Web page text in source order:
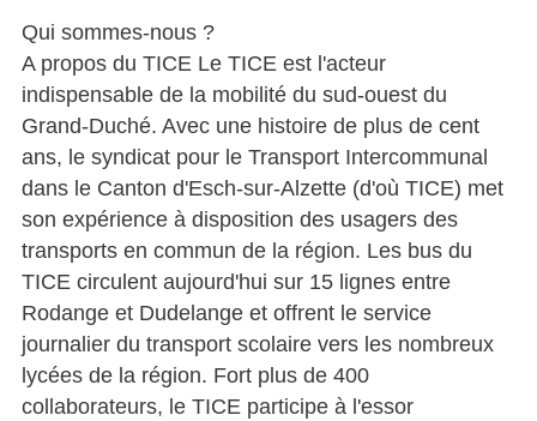
Qui sommes-nous ?
A propos du TICE Le TICE est l'acteur
indispensable de la mobilité du sud-ouest du
Grand-Duché. Avec une histoire de plus de cent
ans, le syndicat pour le Transport Intercommunal
dans le Canton d'Esch-sur-Alzette (d'où TICE) met
son expérience à disposition des usagers des
transports en commun de la région. Les bus du
TICE circulent aujourd'hui sur 15 lignes entre
Rodange et Dudelange et offrent le service
journalier du transport scolaire vers les nombreux
lycées de la région. Fort plus de 400
collaborateurs, le TICE participe à l'essor